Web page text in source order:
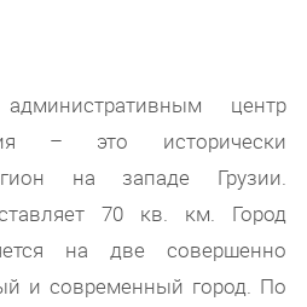
центр
– это исторически
на западе Грузии.
70 кв. км. Город
на две совершенно
и современный город. По